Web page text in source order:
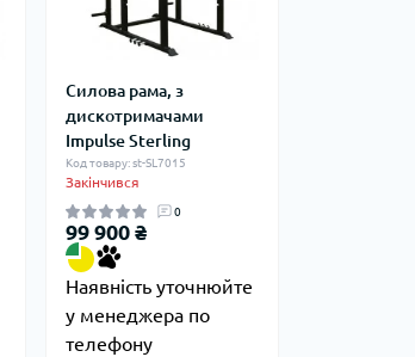
Силова рама, з
дискотримачами
Impulse Sterling
Код товару: st-SL7015
Закінчився
0
99 900 ₴
Наявність уточнюйте
у менеджера по
телефону